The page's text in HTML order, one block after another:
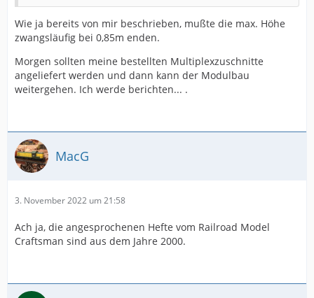
Wie ja bereits von mir beschrieben, mußte die max. Höhe
zwangsläufig bei 0,85m enden.
Morgen sollten meine bestellten Multiplexzuschnitte
angeliefert werden und dann kann der Modulbau
weitergehen. Ich werde berichten... .
MacG
3. November 2022 um 21:58
Ach ja, die angesprochenen Hefte vom Railroad Model
Craftsman sind aus dem Jahre 2000.